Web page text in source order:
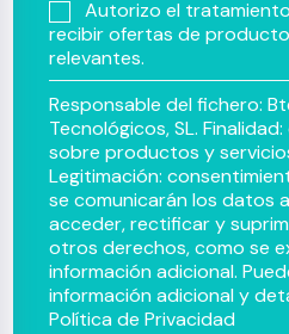
Autorizo el
recibir ofertas de
relevantes.
Responsable del fichero:
Tecnológicos, SL.
sobre productos y
Legitimación:
se comunicarán los datos
acceder, rectificar y
otros derechos, como se
información adicional.
información adicional y
Política de Privacidad